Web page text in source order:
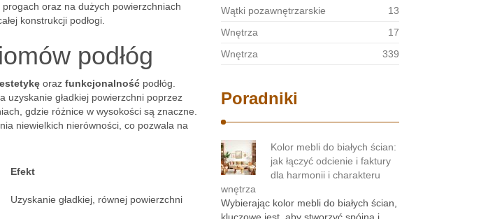
oraz na dużych powierzchniach
konstrukcji podłogi.
podłóg
estetykę oraz funkcjonalność podłóg.
uzyskanie gładkiej powierzchni poprzez
gdzie różnice w wysokości są znaczne.
niewielkich nierówności, co pozwala na
Efekt
Uzyskanie gładkiej, równej powierzchni
Wątki pozawnętrzarskie
13
Wnętrza
17
Wnętrza
339
Poradniki
Kolor mebli do białych ścian:
jak łączyć odcienie i faktury
dla harmonii i charakteru
wnętrza
Wybierając kolor mebli do białych ścian,